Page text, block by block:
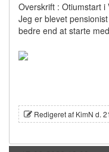
Overskrift : Otiumstart i
Jeg er blevet
bedre end at starte
Redigeret af KimN d.